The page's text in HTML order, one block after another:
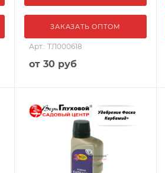
ЗАКАЗАТЬ ОПТОМ
Арт.: ТЛ000618
от30 руб